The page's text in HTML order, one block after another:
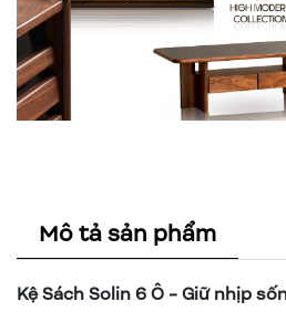
Mô tả sản phẩm
Kệ Sách Solin 6 Ô - Giữ nhịp